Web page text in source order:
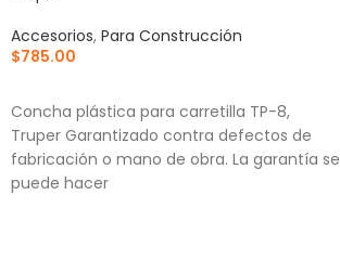
Accesorios, Para Construcción
$785.00
Concha plástica para carretilla TP-8,
Truper Garantizado contra defectos de
fabricación o mano de obra. La garantía se
puede hacer